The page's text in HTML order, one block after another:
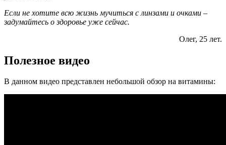
Если не хотите всю жизнь мучиться с линзами и очками –
задумайтесь о здоровье уже сейчас.
Олег, 25 лет.
Полезное видео
В данном видео представлен небольшой обзор на витамины: